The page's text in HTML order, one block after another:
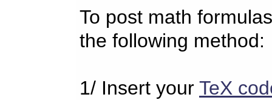
To post math
the following method:
1/ Insert your TeX